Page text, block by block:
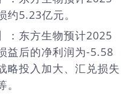
约5.23亿元。
：东方生物预计2025
益后的净利润为-5.58
略投入加大、汇兑损失